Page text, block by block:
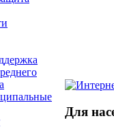
Для